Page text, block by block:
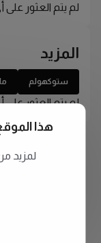
لم يتم العثور
المزيد
ستوكهولم
لم يتم العثور
هذا
لمزيد